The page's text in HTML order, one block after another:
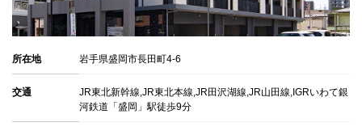
所在地 岩手県盛岡市長田町4-6
交通
JR東北新幹線,JR東北本線,JR田沢湖線,JR山田線,IGRいわて銀
河鉄道「盛岡」駅徒歩9分